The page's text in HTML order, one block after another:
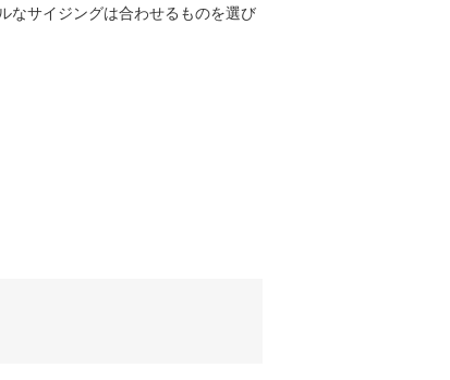
なサイジングは合わせるものを選び